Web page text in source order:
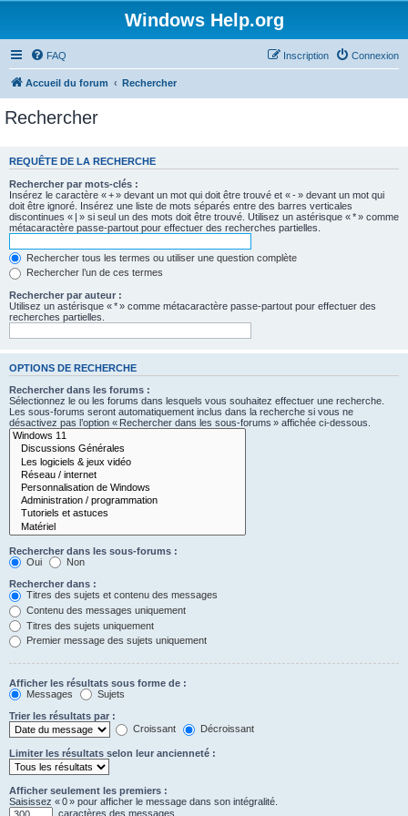
Windows Help.org
FAQ Connexion
Inscription
Accueil du forum Rechercher
Rechercher
REQUÊTE DE LA RECHERCHE
Rechercher par mots-clés :
Insérez le caractère « + » devant un mot qui doit être trouvé et « - » devant un mot qui
doit être ignoré. Insérez une liste de mots séparés entre des barres verticales
discontinues « | » si seul un des mots doit être trouvé. Utilisez un astérisque « * » comme
métacaractère passe-partout pour effectuer des recherches partielles.
Rechercher tous les termes ou utiliser une question complète
Rechercher l’un de ces termes
Rechercher par auteur :
Utilisez un astérisque « * » comme métacaractère passe-partout pour effectuer des
recherches partielles.
OPTIONS DE RECHERCHE
Rechercher dans les forums :
Sélectionnez le ou les forums dans lesquels vous souhaitez effectuer une recherche.
Les sous-forums seront automatiquement inclus dans la recherche si vous ne
désactivez pas l’option « Rechercher dans les sous-forums » affichée ci-dessous.
Rechercher dans les sous-forums :
Oui
Non
Rechercher dans :
Titres des sujets et contenu des messages
Contenu des messages uniquement
Titres des sujets uniquement
Premier message des sujets uniquement
Afficher les résultats sous forme de :
Messages
Sujets
Trier les résultats par :
Croissant
Décroissant
Limiter les résultats selon leur ancienneté :
Afficher seulement les premiers :
Saisissez « 0 » pour afficher le message dans son intégralité.
caractères des messages